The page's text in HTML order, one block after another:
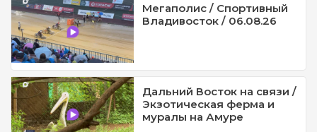
Мегаполис / Спортивный
Владивосток / 06.08.26
Дальний Восток на связи /
Экзотическая ферма и
муралы на Амуре